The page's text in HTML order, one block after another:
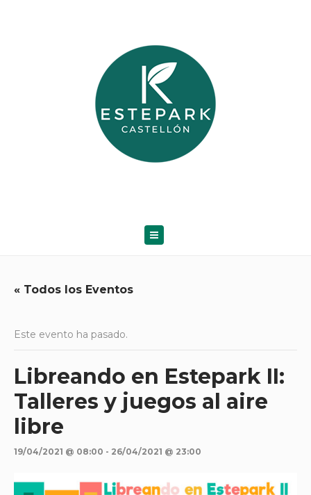
« Todos los Eventos
Este evento ha pasado.
Libreando en Estepark II:
Talleres y juegos al aire
libre
19/04/2021 @ 08:00 - 26/04/2021 @ 23:00